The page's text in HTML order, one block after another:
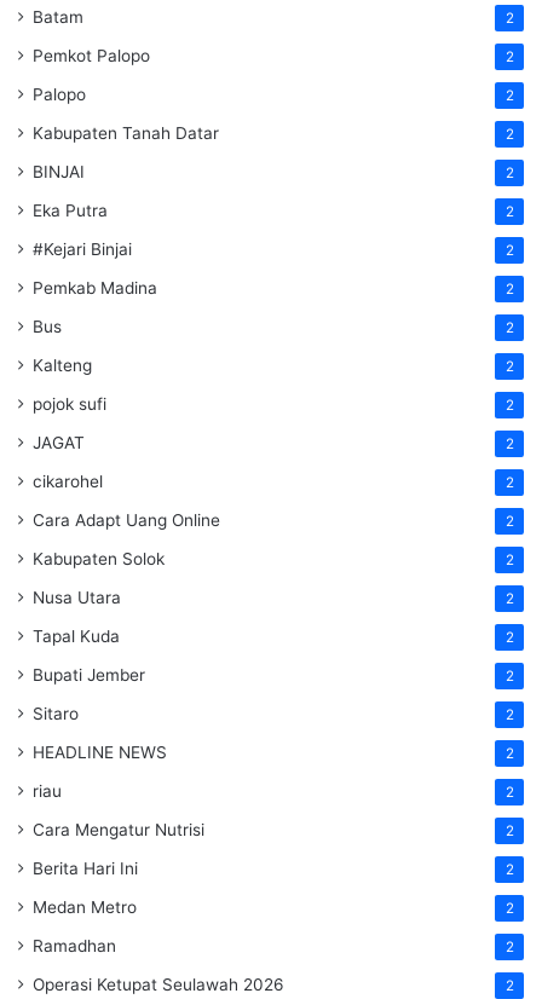
Batam 2
Pemkot Palopo 2
Palopo 2
Kabupaten Tanah Datar 2
BINJAI 2
Eka Putra 2
#Kejari Binjai 2
Pemkab Madina 2
Bus 2
Kalteng 2
pojok sufi 2
JAGAT 2
cikarohel 2
Cara Adapt Uang Online 2
Kabupaten Solok 2
Nusa Utara 2
Tapal Kuda 2
Bupati Jember 2
Sitaro 2
HEADLINE NEWS 2
riau 2
Cara Mengatur Nutrisi 2
Berita Hari Ini 2
Medan Metro 2
Ramadhan 2
Operasi Ketupat Seulawah 2026 2